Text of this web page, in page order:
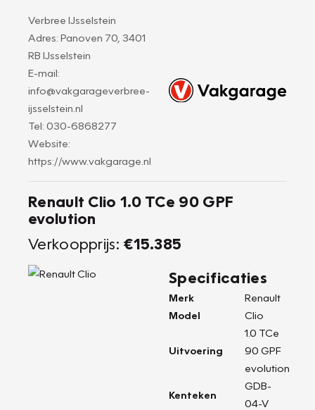
Verbree IJsselstein
Adres: Panoven 70, 3401
RB IJsselstein
E-mail:
info@vakgarageverbree-
ijsselstein.nl
Tel: 030-6868277
Website:
https://www.vakgarage.nl
Renault Clio 1.0 TCe 90 GPF
evolution
Verkoopprijs: €15.385
Specificaties
Merk
Renault
Model
Clio
Uitvoering
1.0 TCe
90 GPF
evolution
Kenteken
GDB-
04-V